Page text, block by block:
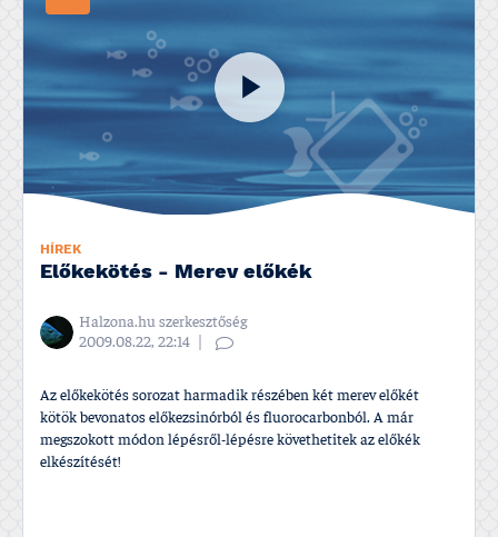
HÍREK
Előkekötés - Merev előkék
Halzona.hu szerkesztőség
2009.08.22, 22:14
Az előkekötés sorozat harmadik részében két merev előkét
kötök bevonatos előkezsinórból és fluorocarbonból. A már
megszokott módon lépésről-lépésre követhetitek az előkék
elkészí­tését!